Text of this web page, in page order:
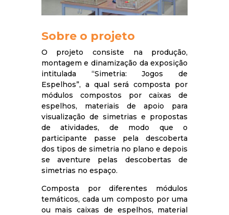
Sobre o projeto
O projeto consiste na produção,
montagem e dinamização da exposição
intitulada “Simetria: Jogos de
Espelhos”, a qual será composta por
módulos compostos por caixas de
espelhos, materiais de apoio para
visualização de simetrias e propostas
de atividades, de modo que o
participante passe pela descoberta
dos tipos de simetria no plano e depois
se aventure pelas descobertas de
simetrias no espaço.
Composta por diferentes módulos
temáticos, cada um composto por uma
ou mais caixas de espelhos, material